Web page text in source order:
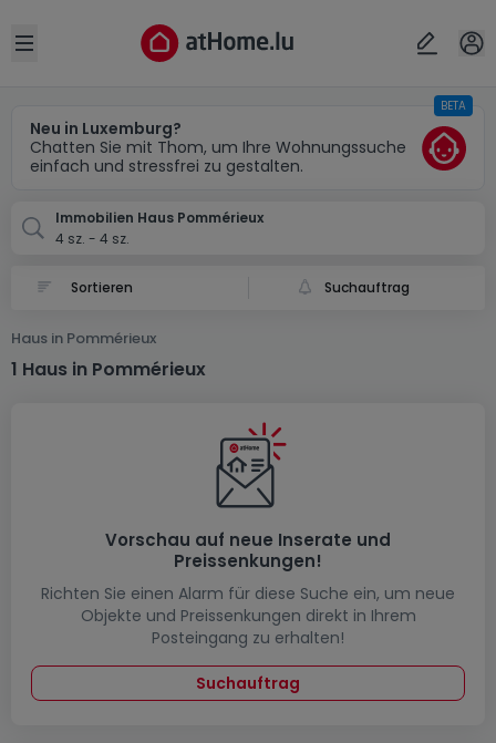
Open sidebar
Neu in Luxemburg?
Chatten Sie mit Thom, um Ihre Wohnungssuche
einfach und stressfrei zu gestalten.
BETA
Immobilien Haus Pommérieux
4 sz. - 4 sz.
Suchauftrag
Haus in Pommérieux
1 Haus in Pommérieux
Vorschau auf neue Inserate und
Preissenkungen!
Richten Sie einen Alarm für diese Suche ein, um neue
Objekte und Preissenkungen direkt in Ihrem
Posteingang zu erhalten!
Suchauftrag
Ort
Abbrechen ok